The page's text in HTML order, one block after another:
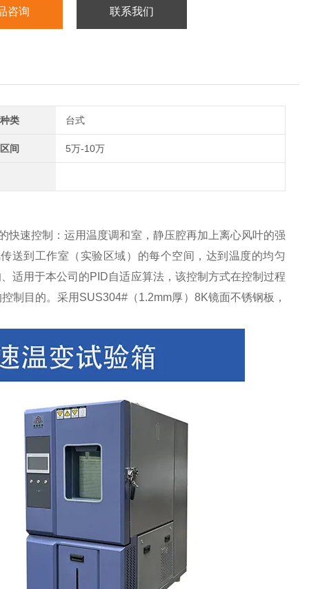
咨询 联系我们
类 台式
间 5万-10万
速控制：运用温度调和室，静压腔再加上离心风叶的强
送到工作室（实验区域）的每个空间，达到温度的均匀
适用于本公司的PID自适应算法，该控制方式在控制过程
制目的。采用SUS304#（1.2mm厚）8K镜面不锈钢板，